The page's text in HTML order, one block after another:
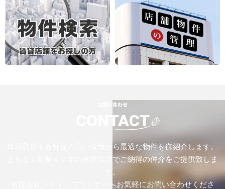
お問い合わせ
CONTACT
毎日取得する鮮度の高い情報から最適な物件を御紹介します。
まもなく創業４０年の経験知識でご納得の仲介をご提供致しま
す。
有限会社シティ・プランナーへお気軽にお問い合わせくださ